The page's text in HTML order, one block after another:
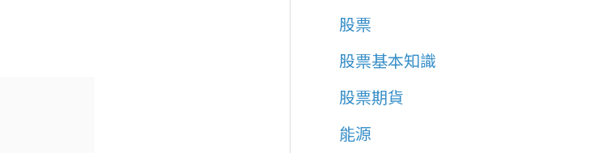
股票
股票基本知識
股票期貨
能源